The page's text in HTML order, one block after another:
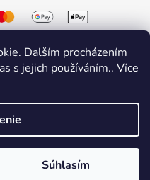
Dalším procházením
s jejich používáním.. Více
Súhlasím
Instagrame
&sniperdesign.cz
. Všetky práva vyhradené.